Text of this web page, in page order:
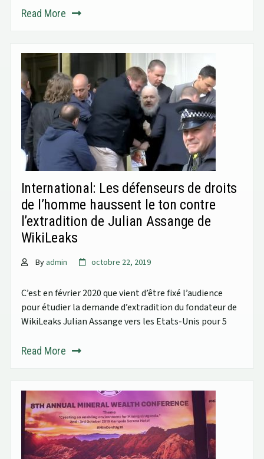
Read More
International: Les défenseurs de droits
de l’homme haussent le ton contre
l’extradition de Julian Assange de
WikiLeaks
By admin octobre 22, 2019
C’est en février 2020 que vient d’être fixé l’audience
pour étudier la demande d’extradition du fondateur de
WikiLeaks Julian Assange vers les Etats-Unis pour 5
Read More